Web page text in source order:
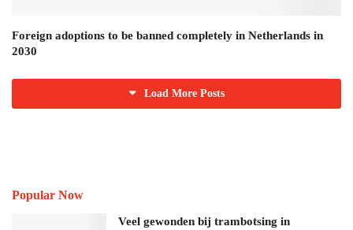
Foreign adoptions to be banned completely in Netherlands in
2030
Load More Posts
Popular Now
Veel gewonden bij trambotsing in